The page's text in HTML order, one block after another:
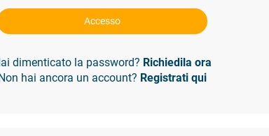
Accesso
dimenticato la password? Richiedila ora
hai ancora un account? Registrati qui